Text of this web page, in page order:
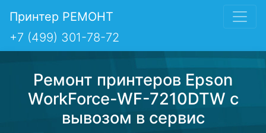
Принтер РЕМОНТ
+7 (499) 301-78-72
Ремонт принтеров Epson
WorkForce-WF-7210DTW с
вывозом в сервис